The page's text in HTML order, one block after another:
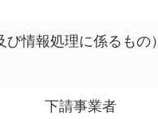
情報処理に係るもの）
下請事業者